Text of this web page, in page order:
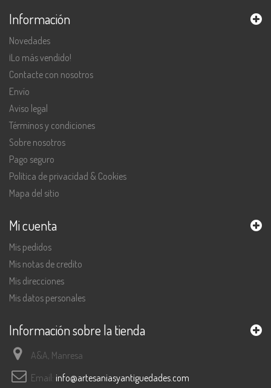
Información
Novedades
¡Lo más vendido!
Contacte con nosotros
Envío
Aviso legal
Términos y condiciones
Sobre nosotros
Pago seguro
Política de privacidad & Cookies
Mapa del sitio
Mi cuenta
Mis pedidos
Mis notas de credito
Mis direcciones
Mis datos personales
Información sobre la tienda
A&A, Manresa
Email: info@artesaniasyantiguedades.com